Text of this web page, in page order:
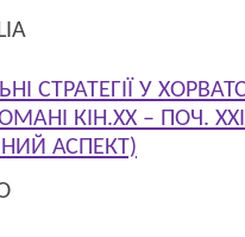
СТРАТЕГІЇ У
КІН.ХХ – ПОЧ.
АСПЕКТ)